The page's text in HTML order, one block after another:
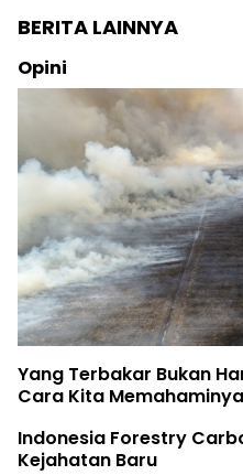
BERITA LAINNYA
Opini
Yang Terbakar Bukan
Cara Kita Memahaminya
Indonesia Forestry
Kejahatan Baru